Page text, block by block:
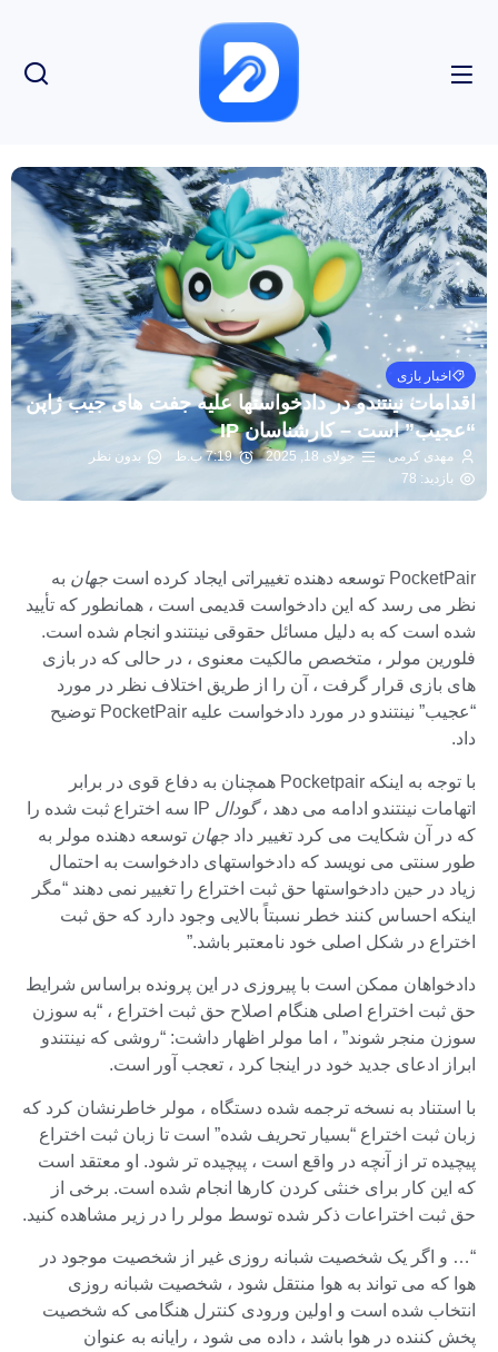
اخبار بازی
اقدامات نینتندو در دادخواستها علیه جفت های جیب ژاپن
“عجیب” است – کارشناسان IP
مهدی کرمی جولای 18, 2025 7:19 ب.ظ
بدون نظر
بازدید: 78
PocketPair توسعه دهنده تغییراتی ایجاد کرده است جهان به
نظر می رسد که این دادخواست قدیمی است ، همانطور که تأیید
شده است که به دلیل مسائل حقوقی نینتندو انجام شده است.
فلورین مولر ، متخصص مالکیت معنوی ، در حالی که در بازی
های بازی قرار گرفت ، آن را از طریق اختلاف نظر در مورد
“عجیب” نینتندو در مورد دادخواست علیه PocketPair توضیح
داد.
با توجه به اینکه Pocketpair همچنان به دفاع قوی در برابر
اتهامات نینتندو ادامه می دهد ،گودال
IP سه اختراع ثبت شده را
که در آن شکایت می کرد تغییر داد جهان توسعه دهنده مولر به
طور سنتی می نویسد که دادخواستهای دادخواست به احتمال
زیاد در حین دادخواستها حق ثبت اختراع را تغییر نمی دهند “مگر
اینکه احساس کنند خطر نسبتاً بالایی وجود دارد که حق ثبت
اختراع در شکل اصلی خود نامعتبر باشد.”
دادخواهان ممکن است با پیروزی در این پرونده براساس شرایط
حق ثبت اختراع اصلی هنگام اصلاح حق ثبت اختراع ، “به سوزن
سوزن منجر شوند” ، اما مولر اظهار داشت: “روشی که نینتندو
ابراز ادعای جدید خود در اینجا کرد ، تعجب آور است.
با استناد به نسخه ترجمه شده دستگاه ، مولر خاطرنشان كرد كه
زبان ثبت اختراع “بسیار تحریف شده” است تا زبان ثبت اختراع
پیچیده تر از آنچه در واقع است ، پیچیده تر شود. او معتقد است
که این کار برای خنثی کردن کارها انجام شده است. برخی از
حق ثبت اختراعات ذکر شده توسط مولر را در زیر مشاهده کنید.
“… و اگر یک شخصیت شبانه روزی غیر از شخصیت موجود در
هوا که می تواند به هوا منتقل شود ، شخصیت شبانه روزی
انتخاب شده است و اولین ورودی کنترل هنگامی که شخصیت
پخش کننده در هوا باشد ، داده می شود ، رایانه به عنوان